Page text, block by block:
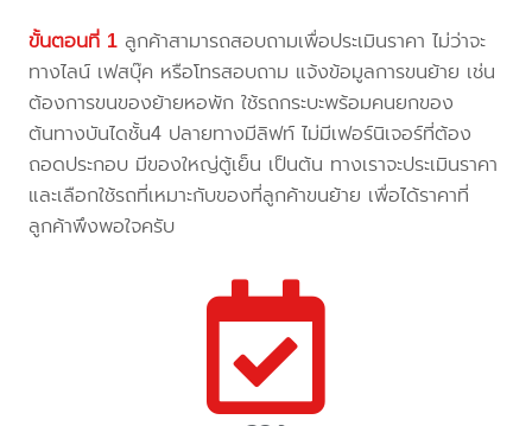
ขั้นตอนที่ 1 ลูกค้าสามารถสอบถามเพื่อประเมินราคา ไม่ว่าจะ
ทางไลน์ เฟสบุ๊ค หรือโทรสอบถาม แจ้งข้อมูลการขนย้าย เช่น
ต้องการขนของย้ายหอพัก ใช้รถกระบะพร้อมคนยกของ
ต้นทางบันไดชั้น4 ปลายทางมีลิฟท์ ไม่มีเฟอร์นิเจอร์ที่ต้อง
ถอดประกอบ มีของใหญ่ตู้เย็น เป็นต้น ทางเราจะประเมินราคา
และเลือกใช้รถที่เหมาะกับของที่ลูกค้าขนย้าย เพื่อได้ราคาที่
ลูกค้าพึงพอใจครับ